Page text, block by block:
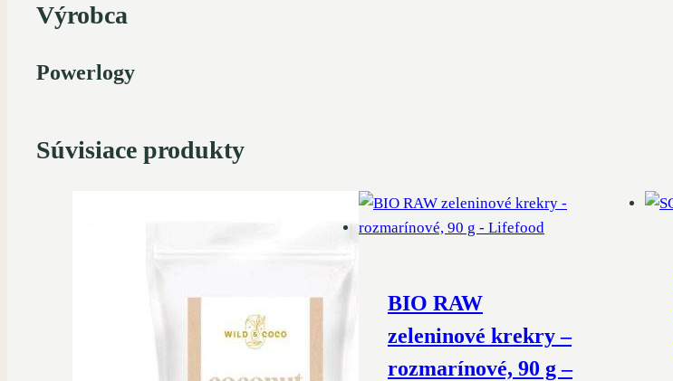
Výrobca
Powerlogy
Súvisiace produkty
BIO RAW
zeleninové krekry –
rozmarínové, 90 g –